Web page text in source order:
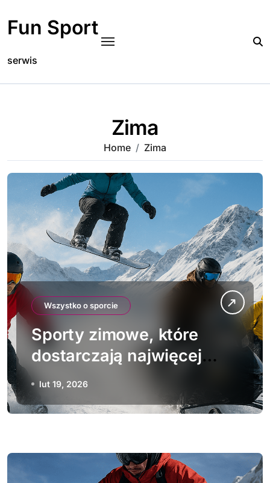
content
Fun Sport
serwis
Zima
Home Zima
Wszystko o sporcie
Sporty zimowe, które
dostarczają najwięcej
adrenaliny
lut 19, 2026